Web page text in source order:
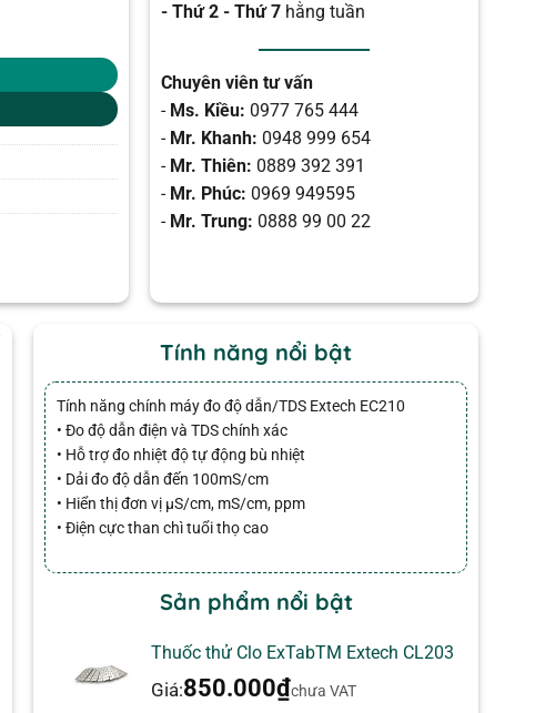
- Thứ 2 - Thứ 7 hằng tuần
Chuyên viên tư vấn
- Ms. Kiều: 0977 765 444
- Mr. Khanh: 0948 999 654
- Mr. Thiên: 0889 392 391
- Mr. Phúc: 0969 949595
- Mr. Trung: 0888 99 00 22
Tính năng nổi bật
Tính năng chính máy đo độ dẫn/TDS Extech EC210
• Đo độ dẫn điện và TDS chính xác
• Hỗ trợ đo nhiệt độ tự động bù nhiệt
• Dải đo độ dẫn đến 100mS/cm
• Hiển thị đơn vị µS/cm, mS/cm, ppm
• Điện cực than chì tuổi thọ cao
Sản phẩm nổi bật
Thuốc thử Clo ExTabTM Extech CL203
Giá:850.000₫chưa VAT